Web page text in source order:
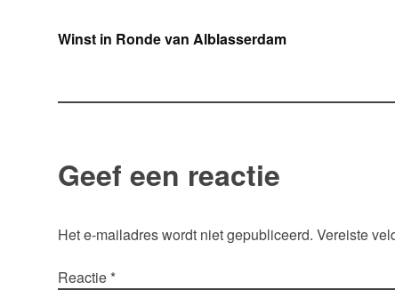
Bericht
Winst in Ronde van Alblasserdam
Geef een reactie
Het e-mailadres wordt niet gepubliceerd. Vereiste
Reactie *